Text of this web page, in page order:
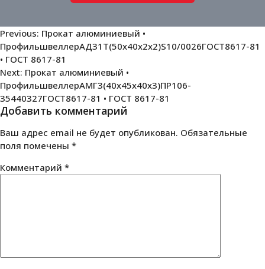
Навигация
по
записям
Previous: Прокат алюминиевый •
ПрофильшвеллерАД31Т(50х40х2х2)S10/0026ГОСТ8617-81
• ГОСТ 8617-81
Next: Прокат алюминиевый •
ПрофильшвеллерАМГ3(40х45х40х3)ПР106-
35440327ГОСТ8617-81 • ГОСТ 8617-81
Добавить комментарий
Ваш адрес email не будет опубликован. Обязательные
поля помечены *
Комментарий *